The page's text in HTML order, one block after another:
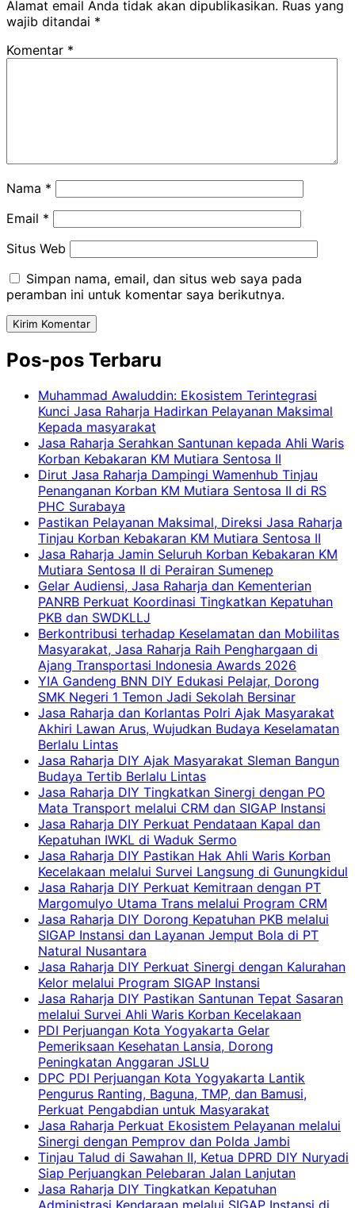
Alamat email Anda tidak akan dipublikasikan. Ruas yang
wajib ditandai *
Komentar *
Nama *
Email *
Situs Web
Simpan nama, email, dan situs web saya pada
peramban ini untuk komentar saya berikutnya.
Pos-pos Terbaru
Muhammad Awaluddin: Ekosistem Terintegrasi
Kunci Jasa Raharja Hadirkan Pelayanan Maksimal
Kepada masyarakat
Jasa Raharja Serahkan Santunan kepada Ahli Waris
Korban Kebakaran KM Mutiara Sentosa II
Dirut Jasa Raharja Dampingi Wamenhub Tinjau
Penanganan Korban KM Mutiara Sentosa II di RS
PHC Surabaya
Pastikan Pelayanan Maksimal, Direksi Jasa Raharja
Tinjau Korban Kebakaran KM Mutiara Sentosa II
Jasa Raharja Jamin Seluruh Korban Kebakaran KM
Mutiara Sentosa II di Perairan Sumenep
Gelar Audiensi, Jasa Raharja dan Kementerian
PANRB Perkuat Koordinasi Tingkatkan Kepatuhan
PKB dan SWDKLLJ
Berkontribusi terhadap Keselamatan dan Mobilitas
Masyarakat, Jasa Raharja Raih Penghargaan di
Ajang Transportasi Indonesia Awards 2026
YIA Gandeng BNN DIY Edukasi Pelajar, Dorong
SMK Negeri 1 Temon Jadi Sekolah Bersinar
Jasa Raharja dan Korlantas Polri Ajak Masyarakat
Akhiri Lawan Arus, Wujudkan Budaya Keselamatan
Berlalu Lintas
Jasa Raharja DIY Ajak Masyarakat Sleman Bangun
Budaya Tertib Berlalu Lintas
Jasa Raharja DIY Tingkatkan Sinergi dengan PO
Mata Transport melalui CRM dan SIGAP Instansi
Jasa Raharja DIY Perkuat Pendataan Kapal dan
Kepatuhan IWKL di Waduk Sermo
Jasa Raharja DIY Pastikan Hak Ahli Waris Korban
Kecelakaan melalui Survei Langsung di Gunungkidul
Jasa Raharja DIY Perkuat Kemitraan dengan PT
Margomulyo Utama Trans melalui Program CRM
Jasa Raharja DIY Dorong Kepatuhan PKB melalui
SIGAP Instansi dan Layanan Jemput Bola di PT
Natural Nusantara
Jasa Raharja DIY Perkuat Sinergi dengan Kalurahan
Kelor melalui Program SIGAP Instansi
Jasa Raharja DIY Pastikan Santunan Tepat Sasaran
melalui Survei Ahli Waris Korban Kecelakaan
PDI Perjuangan Kota Yogyakarta Gelar
Pemeriksaan Kesehatan Lansia, Dorong
Peningkatan Anggaran JSLU
DPC PDI Perjuangan Kota Yogyakarta Lantik
Pengurus Ranting, Baguna, TMP, dan Bamusi,
Perkuat Pengabdian untuk Masyarakat
Jasa Raharja Perkuat Ekosistem Pelayanan melalui
Sinergi dengan Pemprov dan Polda Jambi
Tinjau Talud di Sawahan II, Ketua DPRD DIY Nuryadi
Siap Perjuangkan Pelebaran Jalan Lanjutan
Jasa Raharja DIY Tingkatkan Kepatuhan
Administrasi Kendaraan melalui SIGAP Instansi di